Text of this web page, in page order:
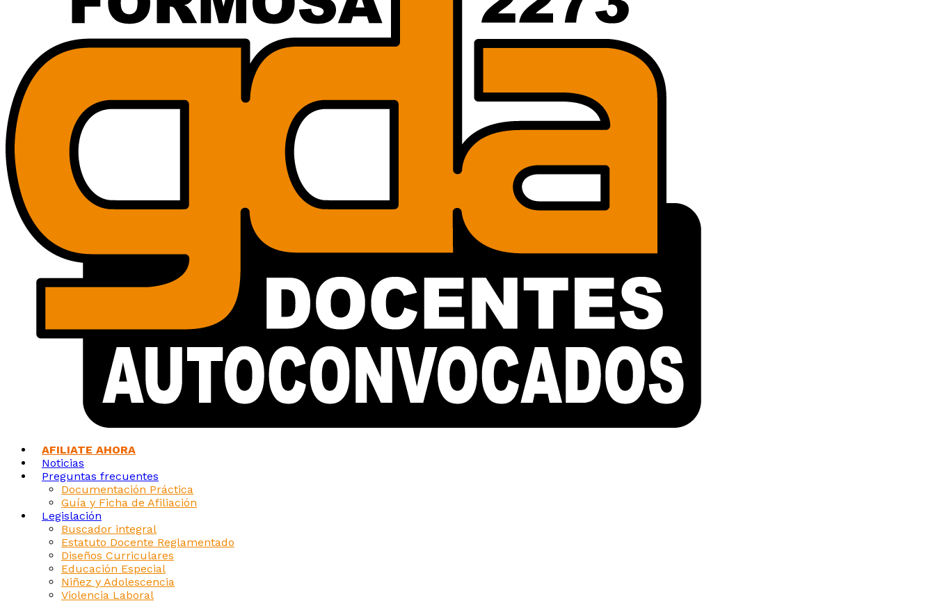
AFILIATE AHORA
Noticias
Preguntas frecuentes
Documentación Práctica
Guía y Ficha de Afiliación
Legislación
Buscador integral
Estatuto Docente Reglamentado
Diseños Curriculares
Educación Especial
Niñez y Adolescencia
Violencia Laboral